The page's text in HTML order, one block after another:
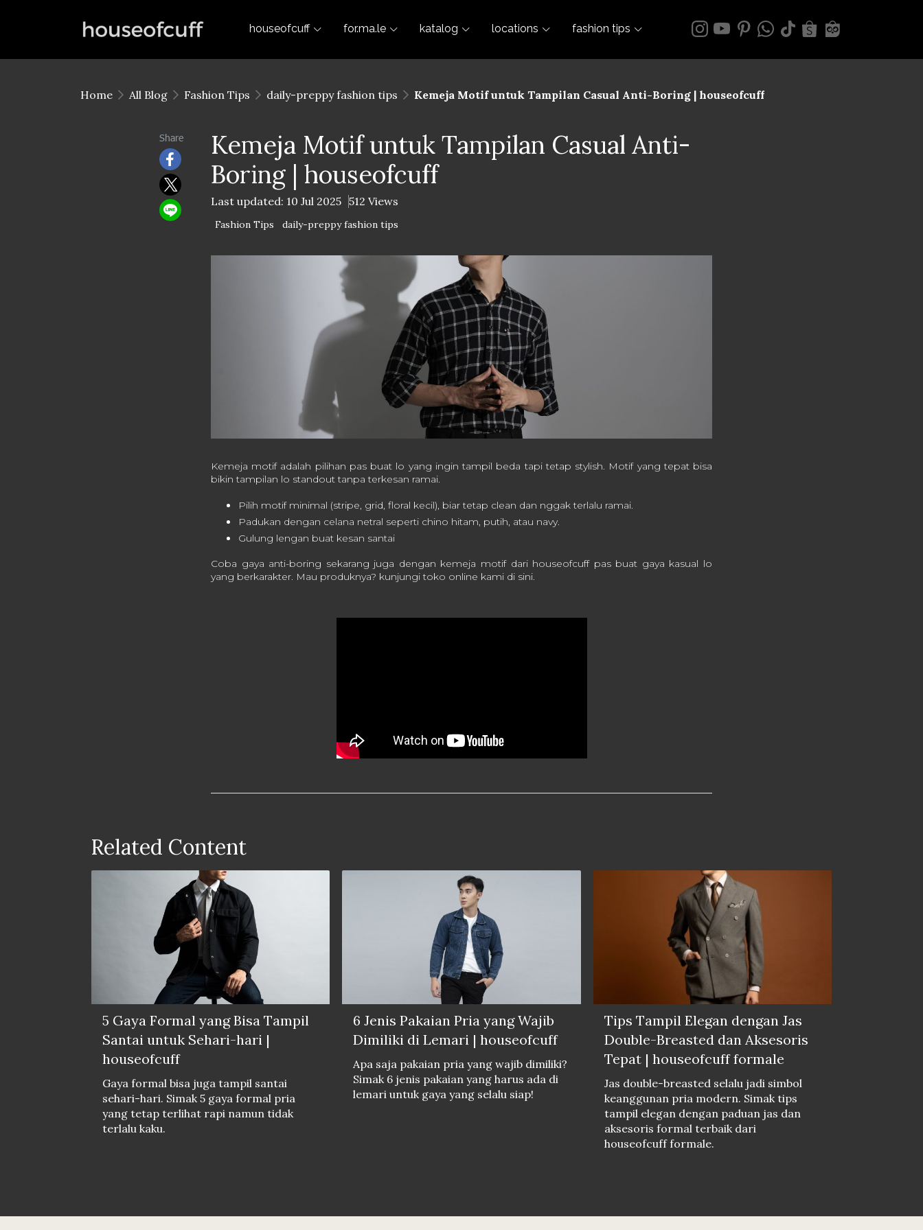
houseofcuff for.ma.le katalog locations fashion tips
Home All Blog Fashion Tips daily-preppy fashion tips Kemeja Motif untuk Tampilan Casual Anti-Boring | houseofcuff
Share
Kemeja Motif untuk Tampilan Casual Anti-
Boring | houseofcuff
Last updated: 10 Jul 2025 512 Views
Fashion Tips daily-preppy fashion tips
Kemeja motif adalah pilihan pas buat lo yang ingin tampil beda tapi tetap stylish. Motif yang tepat bisa
bikin tampilan lo standout tanpa terkesan ramai.
Pilih motif minimal (stripe, grid, floral kecil), biar tetap clean dan nggak terlalu ramai.
Padukan dengan celana netral seperti chino hitam, putih, atau navy.
Gulung lengan buat kesan santai
Coba gaya anti-boring sekarang juga dengan kemeja motif dari houseofcuff pas buat gaya kasual lo
yang berkarakter. Mau produknya? kunjungi toko online kami di sini.
Related Content
5 Gaya Formal yang Bisa Tampil
Santai untuk Sehari-hari |
houseofcuff
Gaya formal bisa juga tampil santai
sehari-hari. Simak 5 gaya formal pria
yang tetap terlihat rapi namun tidak
terlalu kaku.
6 Jenis Pakaian Pria yang Wajib
Dimiliki di Lemari | houseofcuff
Apa saja pakaian pria yang wajib dimiliki?
Simak 6 jenis pakaian yang harus ada di
lemari untuk gaya yang selalu siap!
Tips Tampil Elegan dengan Jas
Double-Breasted dan Aksesoris
Tepat | houseofcuff formale
Jas double-breasted selalu jadi simbol
keanggunan pria modern. Simak tips
tampil elegan dengan paduan jas dan
aksesoris formal terbaik dari
houseofcuff formale.